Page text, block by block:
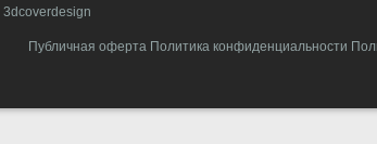
3dcoverdesign
Публичная оферта Политика конфиденциальности